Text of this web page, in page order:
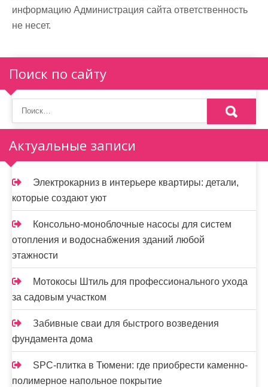
информацию Администрация сайта ответственность
не несет.
Поиск по сайту
Актуальные записи
Электрокарниз в интерьере квартиры: детали,
которые создают уют
Консольно-моноблочные насосы для систем
отопления и водоснабжения зданий любой
этажности
Мотокосы Штиль для профессионального ухода
за садовым участком
Забивные сваи для быстрого возведения
фундамента дома
SPC-плитка в Тюмени: где приобрести каменно-
полимерное напольное покрытие